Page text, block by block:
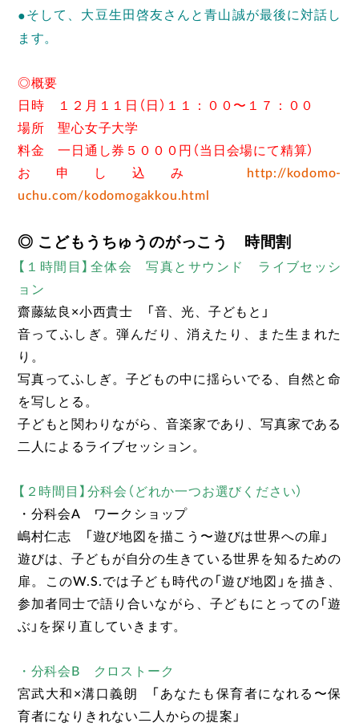
●そして、大豆生田啓友さんと青山誠が最後に対話し
ます。
◎概要
日時 １２月１１日（日）１１：００〜１７：００
場所 聖心女子大学
料金 一日通し券５０００円（当日会場にて精算）
お申し込み
http://kodomo-
uchu.com/kodomogakkou.html
◎ こどもうちゅうのがっこう 時間割
【１時間目】全体会 写真とサウンド ライブセッシ
ョン
齋藤紘良×小西貴士 「音、光、子どもと」
音ってふしぎ。弾んだり、消えたり、また生まれた
り。
写真ってふしぎ。子どもの中に揺らいでる、自然と命
を写しとる。
子どもと関わりながら、音楽家であり、写真家である
二人によるライブセッション。
【２時間目】分科会（どれか一つお選びください）
・分科会A ワークショップ
嶋村仁志 「遊び地図を描こう〜遊びは世界への扉」
遊びは、子どもが自分の生きている世界を知るための
扉。このW.S.では子ども時代の「遊び地図」を描き、
参加者同士で語り合いながら、子どもにとっての「遊
ぶ」を探り直していきます。
・分科会B クロストーク
宮武大和×溝口義朗 「あなたも保育者になれる〜保
育者になりきれない二人からの提案」